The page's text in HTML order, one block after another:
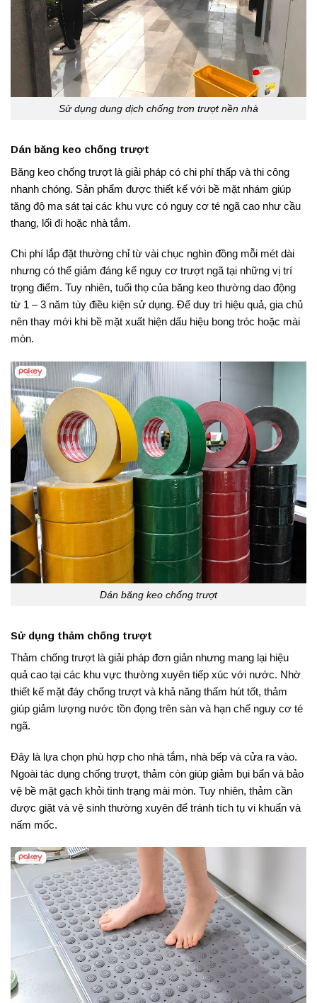
Sử dụng dung dịch chống trơn trượt nền nhà
Dán băng keo chống trượt
Băng keo chống trượt là giải pháp có chi phí thấp và thi công
nhanh chóng. Sản phẩm được thiết kế với bề mặt nhám giúp
tăng độ ma sát tại các khu vực có nguy cơ té ngã cao như cầu
thang, lối đi hoặc nhà tắm.
Chi phí lắp đặt thường chỉ từ vài chục nghìn đồng mỗi mét dài
nhưng có thể giảm đáng kể nguy cơ trượt ngã tại những vị trí
trọng điểm. Tuy nhiên, tuổi thọ của băng keo thường dao động
từ 1 – 3 năm tùy điều kiện sử dụng. Để duy trì hiệu quả, gia chủ
nên thay mới khi bề mặt xuất hiện dấu hiệu bong tróc hoặc mài
mòn.
Dán băng keo chống trượt
Sử dụng thảm chống trượt
Thảm chống trượt là giải pháp đơn giản nhưng mang lại hiệu
quả cao tại các khu vực thường xuyên tiếp xúc với nước. Nhờ
thiết kế mặt đáy chống trượt và khả năng thấm hút tốt, thảm
giúp giảm lượng nước tồn đọng trên sàn và hạn chế nguy cơ té
ngã.
Đây là lựa chọn phù hợp cho nhà tắm, nhà bếp và cửa ra vào.
Ngoài tác dụng chống trượt, thảm còn giúp giảm bụi bẩn và bảo
vệ bề mặt gạch khỏi tình trạng mài mòn. Tuy nhiên, thảm cần
được giặt và vệ sinh thường xuyên để tránh tích tụ vi khuẩn và
nấm mốc.